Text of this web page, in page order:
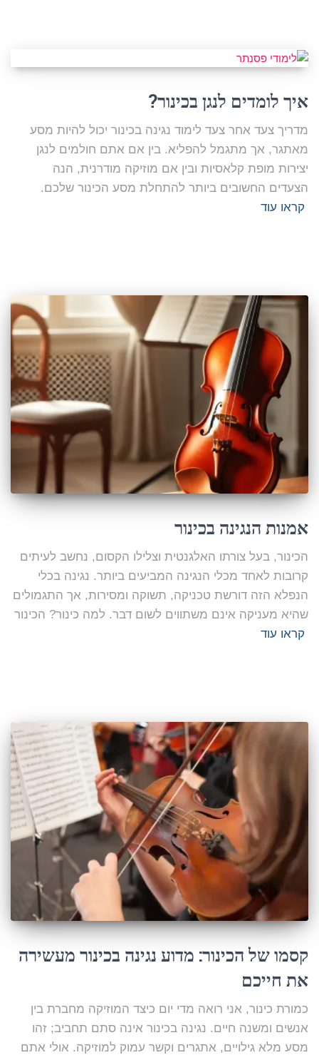
איך לומדים לנגן בכינור?
מדריך צעד אחר צעד לימוד נגינה בכינור יכול להיות מסע
מאתגר, אך מתגמל להפליא. בין אם אתם חולמים לנגן
יצירות מופת קלאסיות ובין אם מוזיקה מודרנית, הנה
הצעדים החשובים ביותר להתחלת מסע הכינור שלכם.
קראו עוד
אמנות הנגינה בכינור
הכינור, בעל צורתו האלגנטית וצלילו הקסום, נחשב לעיתים
קרובות לאחד מכלי הנגינה המביעים ביותר. נגינה בכלי
הנפלא הזה דורשת טכניקה, תשוקה ומסירות, אך התגמולים
שהיא מעניקה אינם משתווים לשום דבר. למה כינור? הכינור
קראו עוד
קסמו של הכינור: מדוע נגינה בכינור מעשירה
את חייכם
כמורת כינור, אני רואה מדי יום כיצד המוזיקה מחברת בין
אנשים ומשנה חיים. נגינה בכינור אינה סתם תחביב; זהו
מסע מלא גילויים, אתגרים וקשר עמוק למוזיקה. אולי אתם